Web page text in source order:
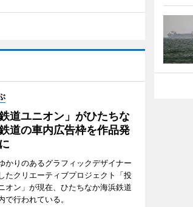
鉄道ユニオン」がひたちな
道の車内広告枠を作品発
かりのあるグラフィックデザイナー
たクリエーティブプロジェクト「投
オン」が現在、ひたちなか海浜鉄道
で行われている。